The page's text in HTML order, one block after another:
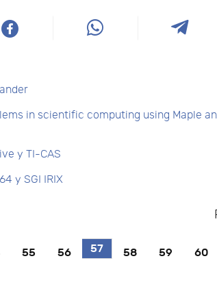
in scientific computing using Maple
y TI-CAS
y SGI IRIX
55 56 57 58 59 60